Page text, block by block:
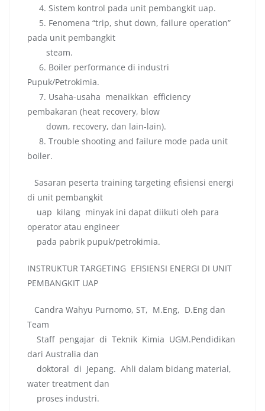
4. Sistem kontrol pada unit pembangkit uap.
5. Fenomena “trip, shut down, failure operation”
pada unit pembangkit
steam.
6. Boiler performance di industri
Pupuk/Petrokimia.
7. Usaha-usaha menaikkan efficiency
pembakaran (heat recovery, blow
down, recovery, dan lain-lain).
8. Trouble shooting and failure mode pada unit
boiler.
Sasaran peserta training targeting efisiensi energi
di unit pembangkit
uap kilang minyak ini dapat diikuti oleh para
operator atau engineer
pada pabrik pupuk/petrokimia.
INSTRUKTUR TARGETING EFISIENSI ENERGI DI UNIT
PEMBANGKIT UAP
Candra Wahyu Purnomo, ST, M.Eng, D.Eng dan
Team
Staff pengajar di Teknik Kimia UGM.Pendidikan
dari Australia dan
doktoral di Jepang. Ahli dalam bidang material,
water treatment dan
proses industri.